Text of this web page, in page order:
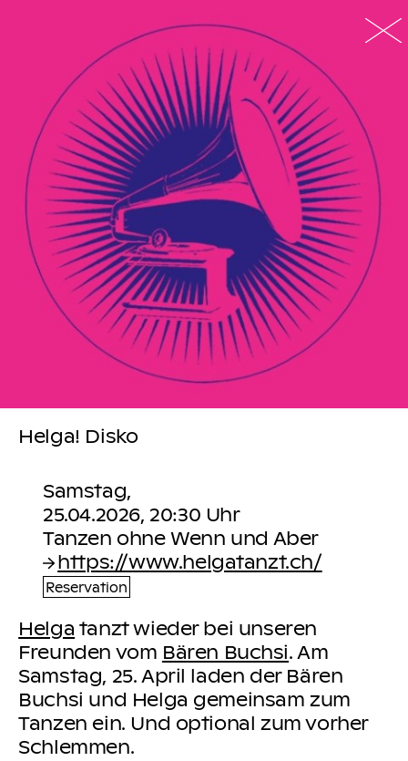
Helga! Disko
Samstag,
25.04.2026, 20:30 Uhr
Tanzen ohne Wenn und Aber
https://www.helgatanzt.ch/
Reservation
Helga tanzt wieder bei unseren
Freunden vom Bären Buchsi. Am
Samstag, 25. April laden der Bären
Buchsi und Helga gemeinsam zum
Tanzen ein. Und optional zum vorher
Schlemmen.